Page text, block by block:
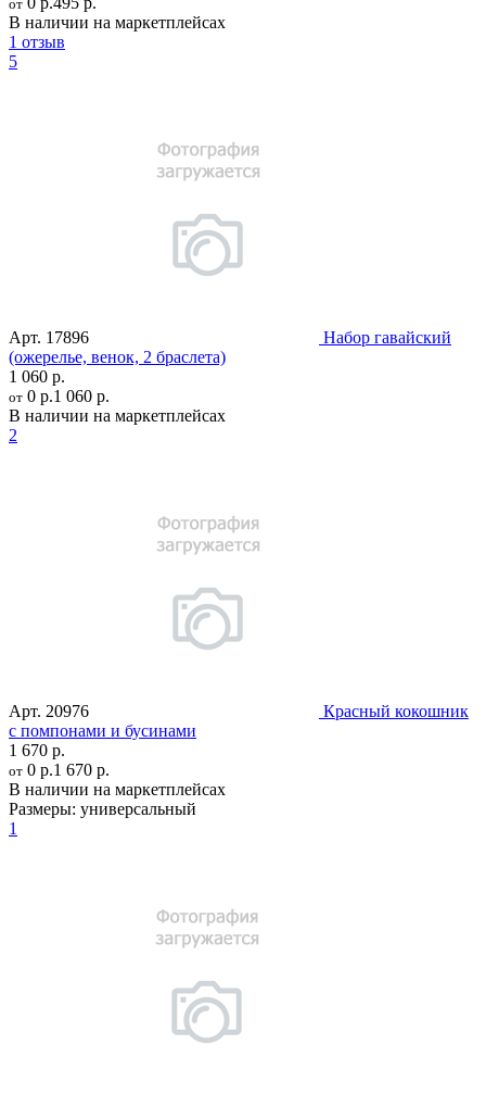
от
В наличии на маркетплейсах
1 отзыв
5
Арт. 17896
Набор гавайский
(ожерелье, венок, 2 браслета)
1 060 р.
от 0 р.1 060 р.
В наличии на маркетплейсах
2
Арт. 20976
Красный кокошник
с помпонами и бусинами
1 670 р.
от 0 р.1 670 р.
В наличии на маркетплейсах
Размеры: универсальный
1